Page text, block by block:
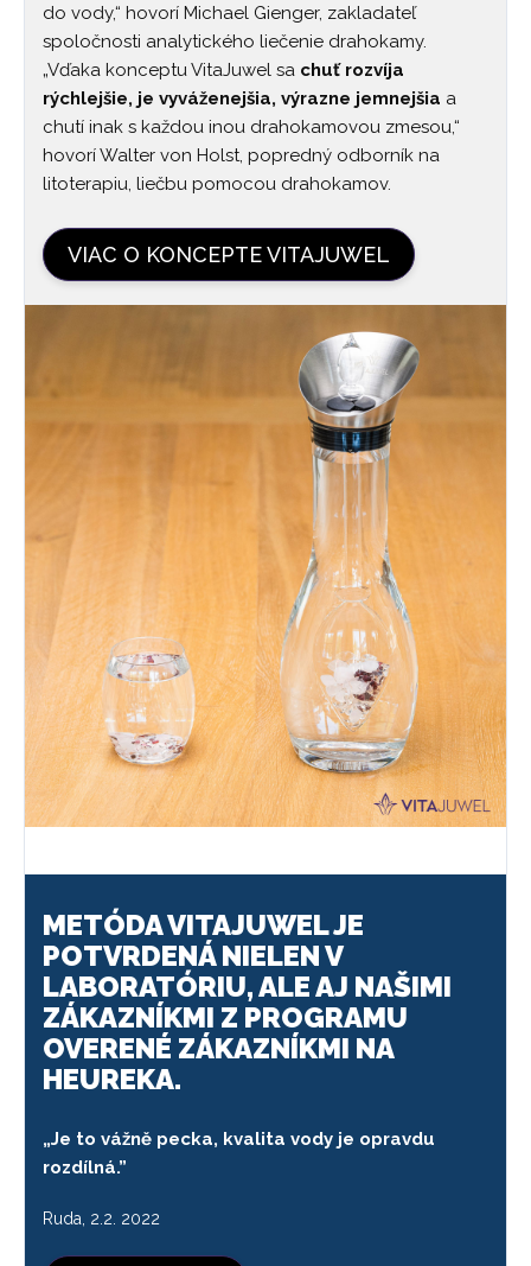
do vody,“ hovorí Michael Gienger, zakladateľ
spoločnosti analytického liečenie drahokamy.
„Vďaka konceptu VitaJuwel sa chuť rozvíja
rýchlejšie, je vyváženejšia, výrazne jemnejšia a
chutí inak s každou inou drahokamovou zmesou,“
hovorí Walter von Holst, popredný odborník na
litoterapiu, liečbu pomocou drahokamov.
VIAC O KONCEPTE VITAJUWEL
METÓDA VITAJUWEL JE
POTVRDENÁ NIELEN V
LABORATÓRIU, ALE AJ NAŠIMI
ZÁKAZNÍKMI Z PROGRAMU
OVERENÉ ZÁKAZNÍKMI NA
HEUREKA.
„Je to vážně pecka, kvalita vody je opravdu
rozdílná.”
Ruda, 2.2. 2022